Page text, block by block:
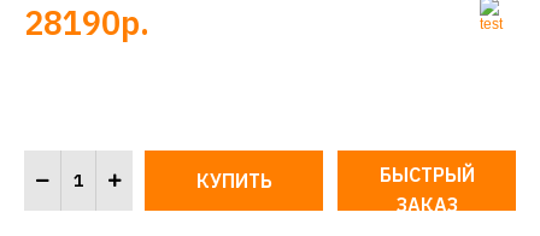
28190р.
БЫСТРЫЙ
ЗАКАЗ